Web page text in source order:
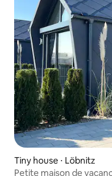
Tiny house ⋅ Löbnitz
Petite maison de